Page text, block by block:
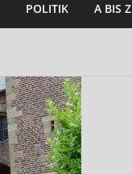
POLITIK A BIS Z